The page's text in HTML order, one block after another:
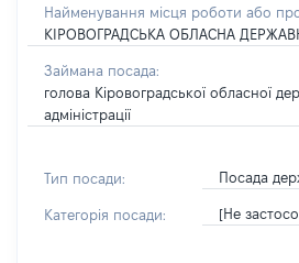
Найменування місця роботи або
КІРОВОГРАДСЬКА ОБЛАСНА
Займана посада:
голова Кіровоградської обласної
адміністрації
Тип посади: Посада
Категорія посади: [Не